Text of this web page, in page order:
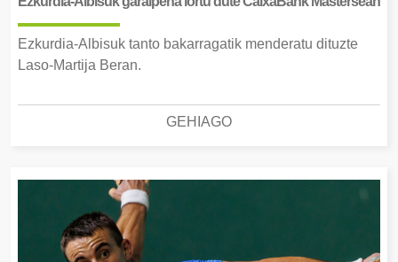
Ezkurdia-Albisuk tanto bakarragatik menderatu dituzte
Laso-Martija Beran.
GEHIAGO